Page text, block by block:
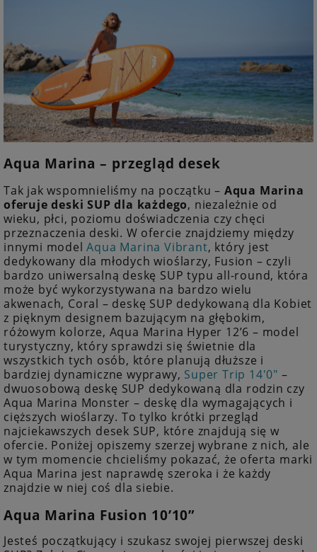
Aqua Marina – przegląd desek
Tak jak wspomnieliśmy na początku – Aqua Marina
oferuje deski SUP dla każdego, niezależnie od
wieku, płci, poziomu doświadczenia czy chęci
przeznaczenia deski. W ofercie znajdziemy między
innymi modelAqua Marina Vibrant, który jest
dedykowany dla młodych wioślarzy, Fusion – czyli
bardzo uniwersalną deskę SUP typu all-round, która
może być wykorzystywana na bardzo wielu
akwenach, Coral – deskę SUP dedykowaną dla Kobiet
z pięknym designem bazującym na głębokim,
różowym kolorze, Aqua Marina Hyper 12’6 – model
turystyczny, który sprawdzi się świetnie dla
wszystkich tych osób, które planują dłuższe i
bardziej dynamiczne wyprawy, Super Trip 14'0" –
dwuosobową deskę SUP dedykowaną dla rodzin czy
Aqua Marina Monster – deskę dla wymagających i
cięższych wioślarzy. To tylko krótki przegląd
najciekawszych desek SUP, które znajdują się w
ofercie. Poniżej opiszemy szerzej wybrane z nich, ale
w tym momencie chcieliśmy pokazać, że oferta marki
Aqua Marina jest naprawdę szeroka i że każdy
znajdzie w niej coś dla siebie.
Aqua Marina Fusion 10’10”
Jesteś początkujący i szukasz swojej pierwszej deski